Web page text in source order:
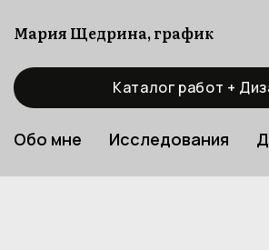
Мария Щедрина, график
Каталог работ +
Обо мне Исследования